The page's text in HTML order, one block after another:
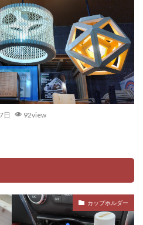
日 92view
カップホルダー